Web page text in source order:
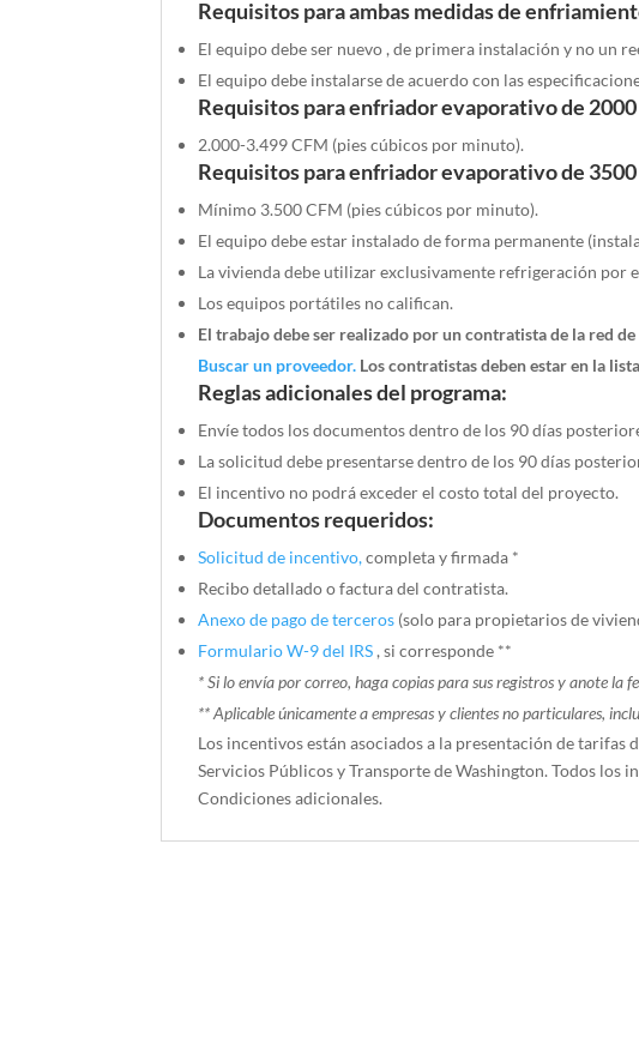
Requisitos para ambas medidas de
El equipo debe ser nuevo , de primera instalación y no un
El equipo debe instalarse de acuerdo con las
Requisitos para enfriador evaporativo de 2000
2.000-3.499 CFM (pies cúbicos por minuto).
Requisitos para enfriador evaporativo de 3500
Mínimo 3.500 CFM (pies cúbicos por minuto).
El equipo debe estar instalado de forma permanente
La vivienda debe utilizar exclusivamente refrigeración por
Los equipos portátiles no califican.
El trabajo debe ser realizado por un contratista de la red
Buscar un proveedor. Los contratistas deben estar en la
Reglas adicionales del programa:
Envíe todos los documentos dentro de los 90 días
La solicitud debe presentarse dentro de los 90 días
El incentivo no podrá exceder el costo total del proyecto.
Documentos requeridos:
Solicitud de incentivo,completa y firmada *
Recibo detallado o factura del contratista.
Anexo de pago de terceros (solo para propietarios de
Formulario W-9 del IRS , si corresponde **
* Si lo envía por correo, haga copias para sus registros y anote la
** Aplicable únicamente a empresas y clientes no particulares,
Los incentivos están asociados a la presentación de
Servicios Públicos y Transporte de Washington. Todos los
Condiciones adicionales.